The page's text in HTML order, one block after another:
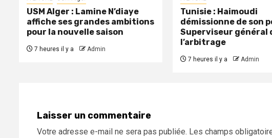
USM Alger : Lamine N’diaye
affiche ses grandes ambitions
pour la nouvelle saison
7 heures il y a Admin
Tunisie : Haimoudi
démissionne de son
Superviseur général
l’arbitrage
7 heures il y a Admin
Laisser un commentaire
Votre adresse e-mail ne sera pas publiée. Les champs